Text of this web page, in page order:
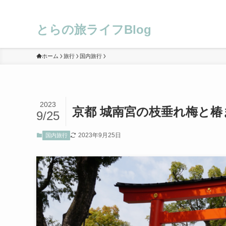
とらの旅ライフBlog
ホーム 旅行 国内旅行
京都 城南宮の枝垂れ梅と
2023
9/25
国内旅行 2023年9月25日